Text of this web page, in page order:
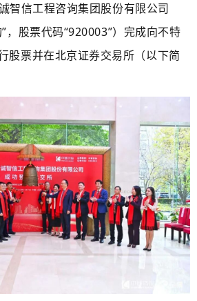
智信工程咨询集团股份有限公司
”，股票代码“920003”）完成向不特
股票并在北京证券交易所（以下简